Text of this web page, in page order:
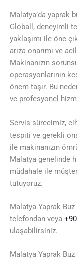
Malatya’da yaprak
Globall, deneyimli
yaklaşımı ile öne
arıza onarımı ve
Makinanızın
operasyonlarının
önem taşır. Bu
ve profesyonel
Servis sürecimiz,
tespiti ve gerekli
ile makinanızın
Malatya genelinde
müdahale ile
tutuyoruz.
Malatya Yaprak
telefondan veya
ulaşabilirsiniz.
Malatya Yaprak